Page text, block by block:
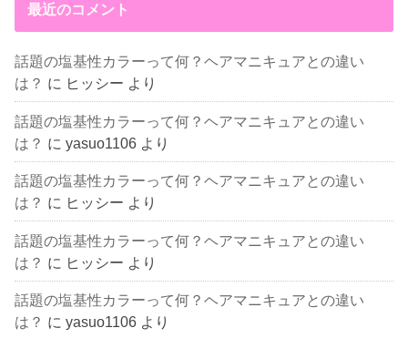
最近のコメント
話題の塩基性カラーって何？ヘアマニキュアとの違い
は？ に ヒッシー より
話題の塩基性カラーって何？ヘアマニキュアとの違い
は？ にyasuo1106 より
話題の塩基性カラーって何？ヘアマニキュアとの違い
は？ に ヒッシー より
話題の塩基性カラーって何？ヘアマニキュアとの違い
は？ に ヒッシー より
話題の塩基性カラーって何？ヘアマニキュアとの違い
は？ にyasuo1106 より